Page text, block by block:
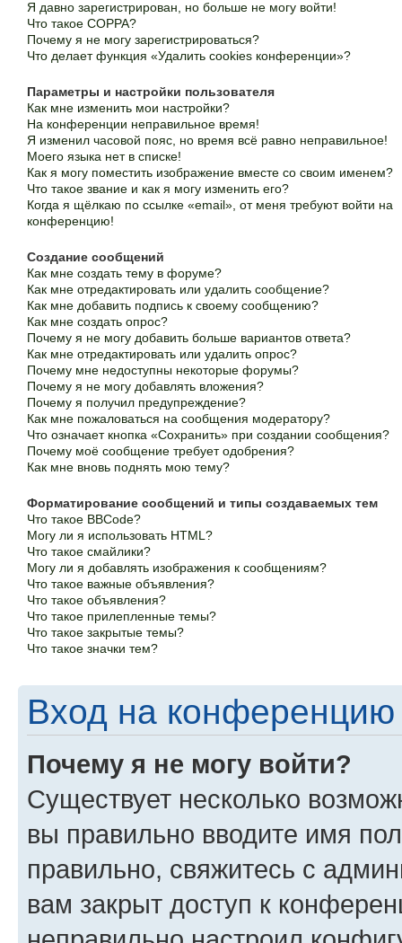
Я давно зарегистрирован, но больше не могу войти!
Что такое COPPA?
Почему я не могу зарегистрироваться?
Что делает функция «Удалить cookies конференции»?
Параметры и настройки пользователя
Как мне изменить мои настройки?
На конференции неправильное время!
Я изменил часовой пояс, но время всё равно неправильное!
Моего языка нет в списке!
Как я могу поместить изображение вместе со своим именем?
Что такое звание и как я могу изменить его?
Когда я щёлкаю по ссылке «email», от меня требуют войти на
конференцию!
Создание сообщений
Как мне создать тему в форуме?
Как мне отредактировать или удалить сообщение?
Как мне добавить подпись к своему сообщению?
Как мне создать опрос?
Почему я не могу добавить больше вариантов ответа?
Как мне отредактировать или удалить опрос?
Почему мне недоступны некоторые форумы?
Почему я не могу добавлять вложения?
Почему я получил предупреждение?
Как мне пожаловаться на сообщения модератору?
Что означает кнопка «Сохранить» при создании сообщения?
Почему моё сообщение требует одобрения?
Как мне вновь поднять мою тему?
Форматирование сообщений и типы создаваемых тем
Что такое BBCode?
Могу ли я использовать HTML?
Что такое смайлики?
Могу ли я добавлять изображения к сообщениям?
Что такое важные объявления?
Что такое объявления?
Что такое прилепленные темы?
Что такое закрытые темы?
Что такое значки тем?
Вход на конференцию
Почему я не могу войти?
Существует несколько
вы правильно вводите имя
правильно, свяжитесь с
вам закрыт доступ к